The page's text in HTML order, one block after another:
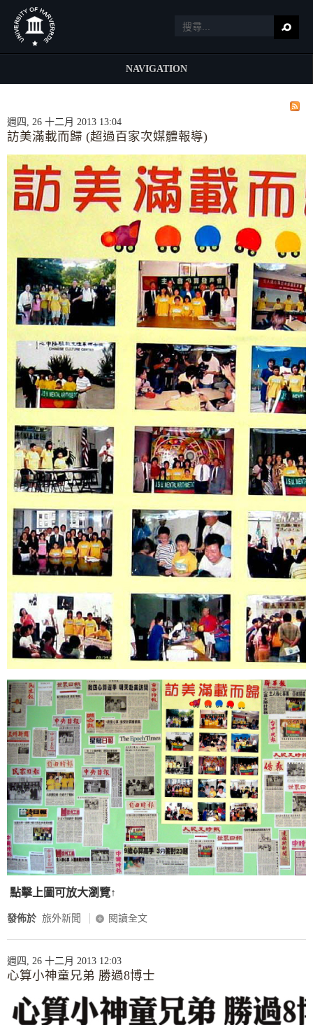
NAVIGATION
週四, 26 十二月 2013 13:04
訪美滿載而歸 (超過百家次媒體報導)
點擊上圖可放大瀏覽↑
發佈於 旅外新聞 閱讀全文
週四, 26 十二月 2013 12:03
心算小神童兄弟 勝過8博士